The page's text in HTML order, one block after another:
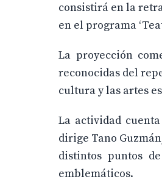
consistirá en la
en el programa
La proyección
reconocidas del
cultura y las artes
La actividad
dirige Tano
distintos puntos
emblemáticos.